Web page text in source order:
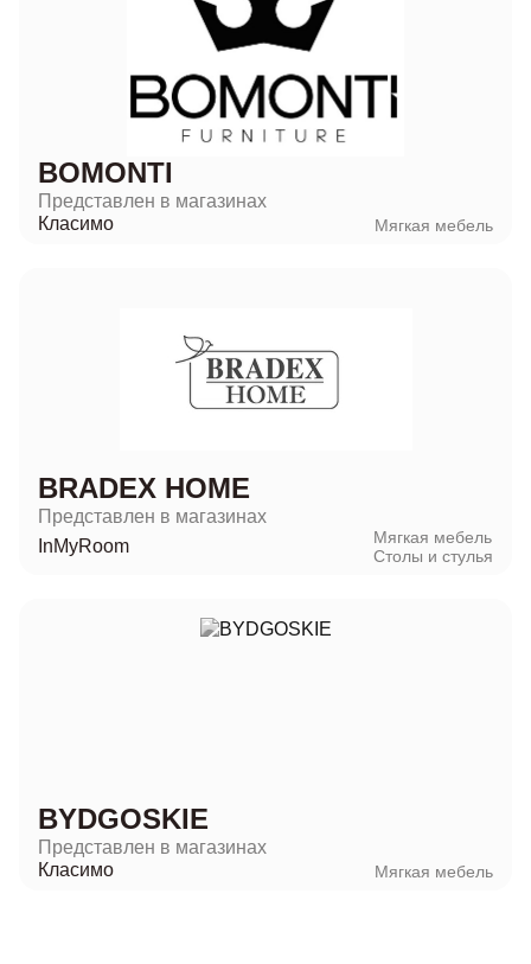
BOMONTI
Представлен в магазинах
Класимо
Мягкая мебель
BRADEX HOME
Представлен в магазинах
InMyRoom
Мягкая мебель
Столы и стулья
BYDGOSKIE
Представлен в магазинах
Класимо
Мягкая мебель